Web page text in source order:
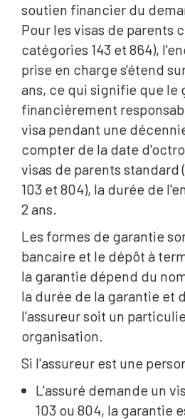
soutien financier du
Pour les visas de parents
catégories 143 et 864),
prise en charge s'étend
ans, ce qui signifie que le
financièrement
visa pendant une
compter de la date
visas de parents
103 et 804), la durée de
2 ans.
Les formes de garantie
bancaire et le dépôt à
la garantie dépend du
la durée de la garantie et
l'assureur soit un
organisation.
Si l'assureur est une
L'assuré demande un
103 ou 804, la garantie